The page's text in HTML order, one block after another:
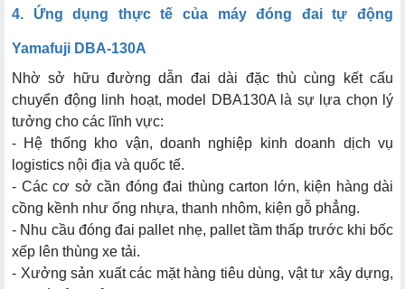
4. Ứng dụng thực tế của máy đóng đai tự động
Yamafuji DBA-130A
Nhờ sở hữu đường dẫn đai dài đặc thù cùng kết cấu
chuyển động linh hoạt, model DBA130A là sự lựa chọn lý
tưởng cho các lĩnh vực:
- Hệ thống kho vận, doanh nghiệp kinh doanh dịch vụ
logistics nội địa và quốc tế.
- Các cơ sở cần đóng đai thùng carton lớn, kiện hàng dài
cồng kềnh như ống nhựa, thanh nhôm, kiện gỗ phẳng.
- Nhu cầu đóng đai pallet nhẹ, pallet tầm thấp trước khi bốc
xếp lên thùng xe tải.
- Xưởng sản xuất các mặt hàng tiêu dùng, vật tư xây dựng,